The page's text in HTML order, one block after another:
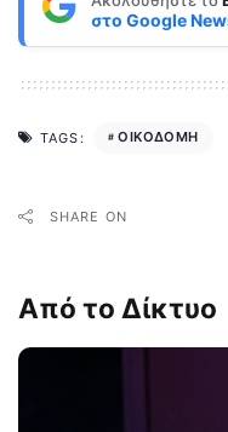
στο Google
TAGS: ΟΙΚΟΔΟΜΗ
SHARE ON
Από το Δίκτυο